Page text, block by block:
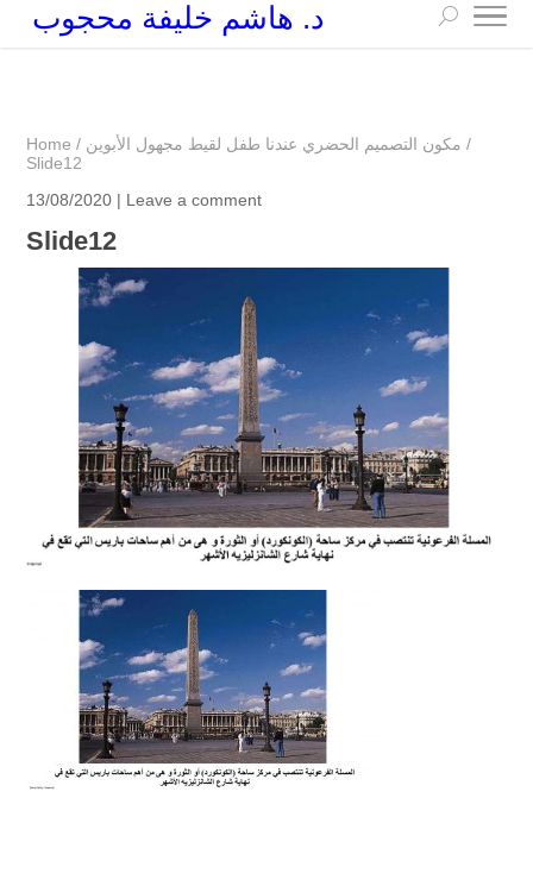
د. هاشم خليفة محجوب
Home / مكون التصميم الحضري عندنا طفل لقيط مجهول الأبوين /
Slide12
13/08/2020 | Leave a comment
Slide12